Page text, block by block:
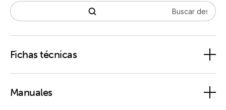
Fichas técnicas
Manuales